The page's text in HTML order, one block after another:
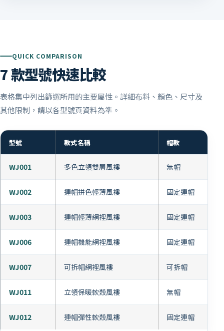
QUICK COMPARISON
7 款型號快速比較
表格集中列出篩選所用的主要屬性。詳細布料、顏色、尺寸及
其他限制，請以各型號頁資料為準。
型號 款式名稱 帽款
WJ001 多色立領雙層風褸 無帽
WJ002 連帽拼色輕薄風褸 固定連帽
WJ003 連帽輕薄網裡風褸 固定連帽
WJ006 連帽機能網裡風褸 固定連帽
WJ007 可拆帽網裡風褸 可拆帽
WJ011 立領保暖軟殼風褸 無帽
WJ012 連帽彈性軟殼風褸 固定連帽